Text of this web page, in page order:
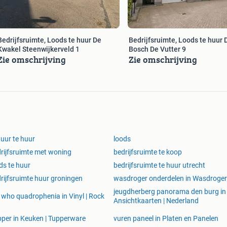
Loods te huur De
Steenwijkerveld 1
omschrijving
Bedrijfsruimte, Loods te huur
Bosch De Vutter 9
Zie omschrijving
te huur
loods
met woning
bedrijfsruimte te koop
te huur
bedrijfsruimte te huur utrecht
huur groningen
wasdroger onderdelen in
quadrophenia in Vinyl | Rock
jeugdherberg panorama den burg in
Ansichtkaarten | Nederland
in Keuken | Tupperware vuren paneel in Platen en Panelen